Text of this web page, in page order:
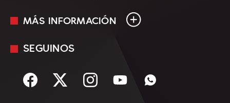
En Vivo
Sociedad
MÁS INFORMACIÓN
Mediakit
Términos y condiciones
SEGUINOS